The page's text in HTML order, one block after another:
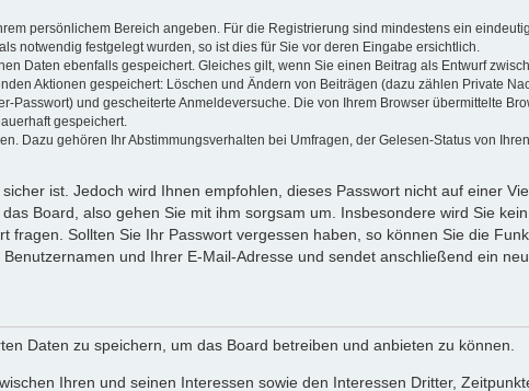
persönlichem Bereich angeben. Für die Registrierung sind mindestens ein
notwendig festgelegt wurden, so ist dies für Sie vor deren Eingabe ersichtlich.
Daten ebenfalls gespeichert. Gleiches gilt, wenn Sie einen Beitrag als Entwurf
Aktionen gespeichert: Löschen und Ändern von Beiträgen (dazu zählen Private
und gescheiterte Anmeldeversuche. Die von Ihrem Browser übermittelte
gespeichert.
Dazu gehören Ihr Abstimmungsverhalten bei Umfragen, der Gelesen-Status von
ist. Jedoch wird Ihnen empfohlen, dieses Passwort nicht auf einer
Board, also gehen Sie mit ihm sorgsam um. Insbesondere wird Sie
Sollten Sie Ihr Passwort vergessen haben, so können Sie die
und Ihrer E-Mail-Adresse und sendet anschließend ein
Daten zu speichern, um das Board betreiben und anbieten zu können.
Ihren und seinen Interessen sowie den Interessen Dritter,